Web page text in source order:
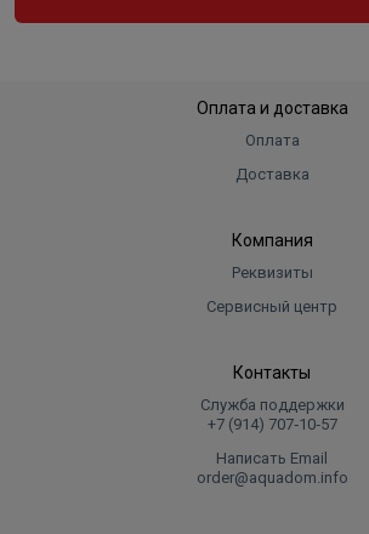
Оплата и доставка
Оплата
Доставка
Компания
Реквизиты
Сервисный центр
Контакты
Служба поддержки
+7 (914) 707‑10‑57
Написать Email
order@aquadom.info